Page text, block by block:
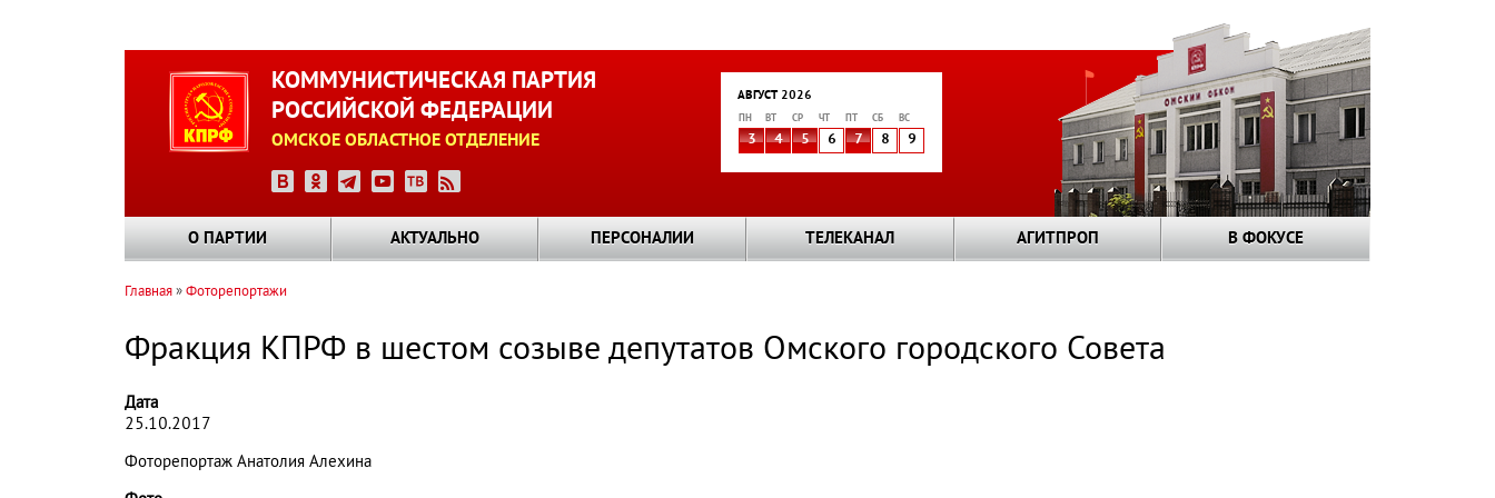
КОММУНИСТИЧЕСКАЯ ПАРТИЯ
РОССИЙСКОЙ ФЕДЕРАЦИИ
ОМСКОЕ ОБЛАСТНОЕ ОТДЕЛЕНИЕ
АВГУСТ 2026
ПН ВТ СР ЧТ СБ ВС
3 4 5 6 7 8 9
О ПАРТИИ АКТУАЛЬНО ПЕРСОНАЛИИ ТЕЛЕКАНАЛ АГИТПРОП В ФОКУСЕ
навигации
Главная Фоторепортажи
Фракция КПРФ в шестом созыве депутатов Омского городского Совета
Дата
25.10.2017
Фоторепортаж Анатолия Алехина